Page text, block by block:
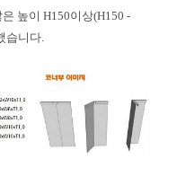
높이 H150이상(H150 -
습니다.